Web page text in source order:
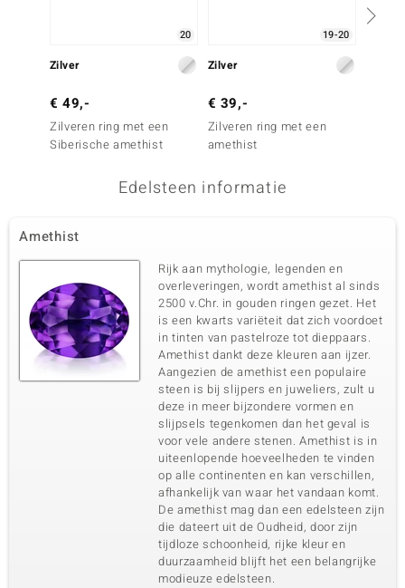
20
Zilver
€ 49,-
Zilveren ring met een
Siberische amethist
19-20
Zilver
€ 39,-
Zilveren ring met een
amethist
Edelsteen informatie
Amethist
Rijk aan mythologie, legenden en
overleveringen, wordt amethist al sinds
2500 v.Chr. in gouden ringen gezet. Het
is een kwarts variëteit dat zich voordoet
in tinten van pastelroze tot dieppaars.
Amethist dankt deze kleuren aan ijzer.
Aangezien de amethist een populaire
steen is bij slijpers en juweliers, zult u
deze in meer bijzondere vormen en
slijpsels tegenkomen dan het geval is
voor vele andere stenen. Amethist is in
uiteenlopende hoeveelheden te vinden
op alle continenten en kan verschillen,
afhankelijk van waar het vandaan komt.
De amethist mag dan een edelsteen zijn
die dateert uit de Oudheid, door zijn
tijdloze schoonheid, rijke kleur en
duurzaamheid blijft het een belangrijke
modieuze edelsteen.